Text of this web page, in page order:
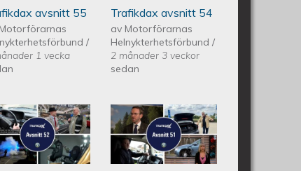
avsnitt 55
Motorförarnas
/
1 vecka
Trafikdax avsnitt 54
av Motorförarnas
Helnykterhetsförbund/
2 månader 3 veckor
sedan
53 - Avsnitt 52Trafikdax -
Avsnitt 51